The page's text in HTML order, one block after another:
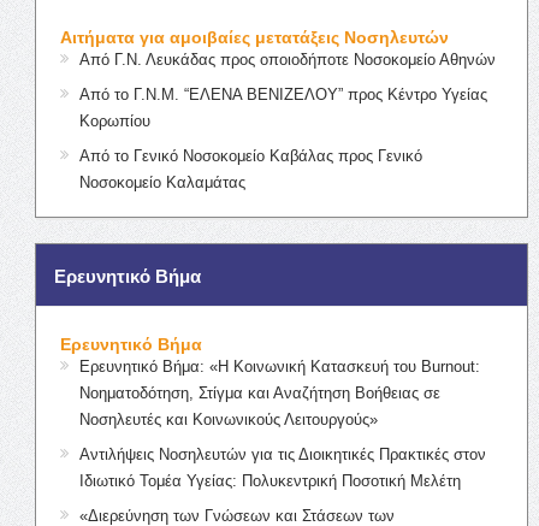
Αιτήματα για αμοιβαίες μετατάξεις Νοσηλευτών
Από Γ.Ν. Λευκάδας προς οποιοδήποτε Νοσοκομείο Αθηνών
Από το Γ.Ν.Μ. “ΕΛΕΝΑ ΒΕΝΙΖΕΛΟΥ” προς Κέντρο Υγείας
Κορωπίου
Από το Γενικό Νοσοκομείο Καβάλας προς Γενικό
Νοσοκομείο Καλαμάτας
Ερευνητικό Βήμα
Ερευνητικό Βήμα
Ερευνητικό Βήμα: «Η Κοινωνική Κατασκευή του Burnout:
Νοηματοδότηση, Στίγμα και Αναζήτηση Βοήθειας σε
Νοσηλευτές και Κοινωνικούς Λειτουργούς»
Αντιλήψεις Νοσηλευτών για τις Διοικητικές Πρακτικές στον
Ιδιωτικό Τομέα Υγείας: Πολυκεντρική Ποσοτική Μελέτη
«Διερεύνηση των Γνώσεων και Στάσεων των